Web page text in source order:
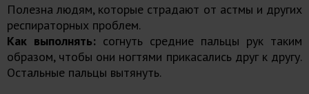
Полезна людям, которые страдают от астмы и других
респираторных проблем.
Как выполнять: согнуть средние пальцы рук таким
образом, чтобы они ногтями прикасались друг к другу.
Остальные пальцы вытянуть.